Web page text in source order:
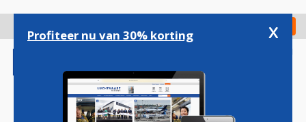
gaan
Check in
Profiteer nu van 30% korting x